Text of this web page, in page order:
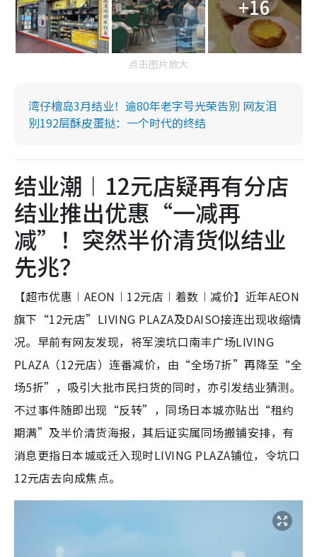
+16
点击图片放大
湾仔檀岛3月结业！逾80年老字号光荣告别 网友泪
别192层酥皮蛋挞：一个时代的终结
结业潮︱12元店疑再有分店
结业推出优惠“一减再
减”！突然半价清货似结业
先兆？
【超市优惠︱AEON︱12元店︱着数︱减价】近年AEON
旗下“12元店”LIVING PLAZA及DAISO接连出现收缩情
况。早前有网友发现，将军澳坑口南丰广场LIVING
PLAZA（12元店）连番减价，由“全场7折”再降至“全
场5折”，吸引大批市民扫货的同时，亦引发结业猜测。
不过事件随即出现“反转”，同场日本城亦贴出“租约
期满”及半价清货海报，其后证实属同场搬铺安排，有
消息更指日本城或迁入现时LIVING PLAZA铺位，令坑口
12元店去向成焦点。